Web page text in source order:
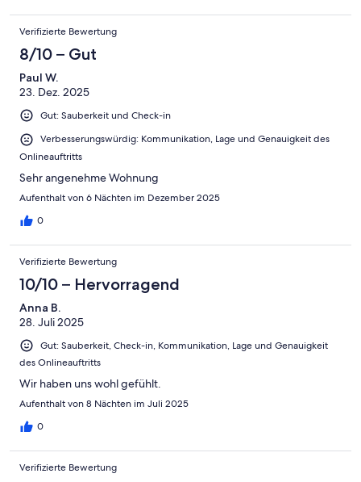
ausgeschrieben ist. Da wird es dann schon sehr eng. Zumal es
eigentlich nur ein Wohn - und Schlafraum ist. Wir waren zu dritt,
da hats gepasst.
Verifizierte Bewertung
8/10 – Gut
Paul W.
23. Dez. 2025
Gut: Sauberkeit und Check-in
Verbesserungswürdig: Kommunikation, Lage und Genauigkeit des
Onlineauftritts
Sehr angenehme Wohnung
Aufenthalt von 6 Nächten im Dezember 2025
0
Verifizierte Bewertung
10/10 – Hervorragend
Anna B.
28. Juli 2025
Gut: Sauberkeit, Check-in, Kommunikation, Lage und Genauigkeit
des Onlineauftritts
Wir haben uns wohl gefühlt.
Aufenthalt von 8 Nächten im Juli 2025
0
Verifizierte Bewertung